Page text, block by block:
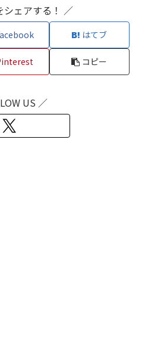
シェアする！ ／
はてブ
コピー
US ／